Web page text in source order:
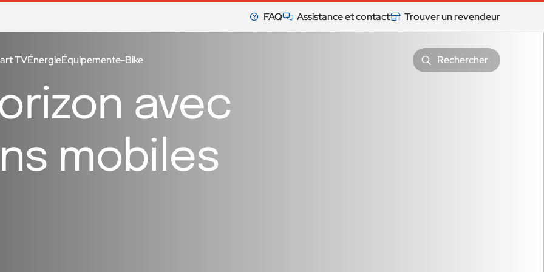
FAQ Assistance et contact Trouver un revendeur
TVÉnergieÉquipemente-Bike Rechercher
avec
mobiles